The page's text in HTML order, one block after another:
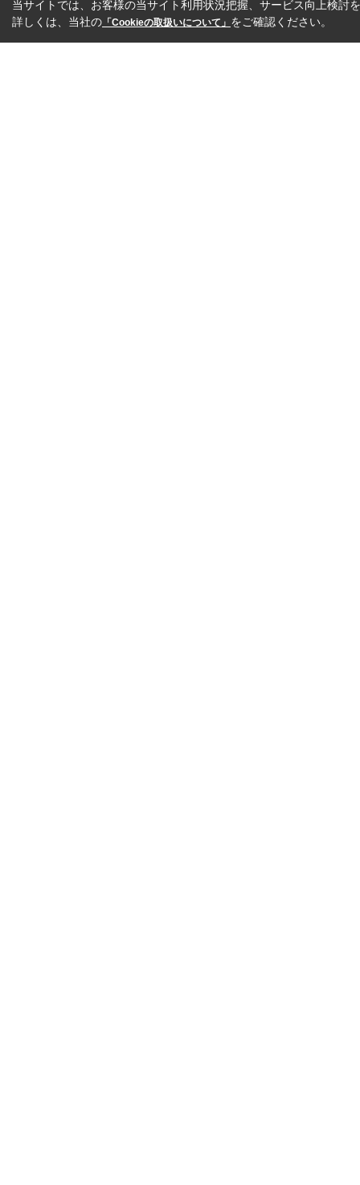
当サイトでは、お客様の当サイト利用状況把握、サービス向上検討
詳しくは、当社の 「Cookieの取扱いについて」 をご確認ください。